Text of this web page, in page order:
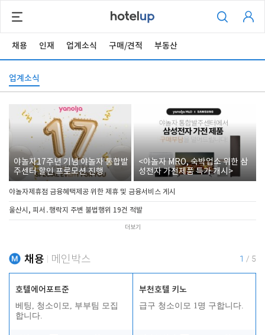
채용 인재 업계소식 구매/견적 부동산
업계소식
야놀자17주년 기념 야놀자 통합발
주센터 할인 프로모션 진행
<야놀자 MRO, 숙박업소 위한 삼
성전자 가전제품 특가 개시>
야놀자제휴점 금융혜택제공 위한 제휴 및 금융서비스 게시
울산시, 피서․행락지 주변 불법행위 19건 적발
더보기
채용 메인박스 1 / 5
호텔에어포트준
베팅, 청소이모, 부부팀 모집
합니다.
부천호텔 키노
급구 청소이모 1명 구합니다.